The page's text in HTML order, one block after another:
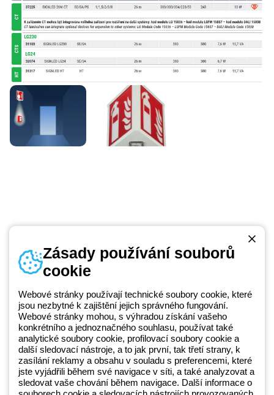
Beghelli je součástí GEWISS Group od roku 2025 a jeho ekosystému
GEWISS LightZone, kde vyvíjíme propojená světelná řešení, která
transformují komplexitu do jednoduchosti a podporují profesionály a
koncové zákazníky v uspokojování jejich potřeb.Zjistěte více o
GEWISS
Telefonní číslo
+420 531 014 111
Zásady používání souborů
cookie
Webové stránky používají technické soubory cookie, které
jsou nezbytné k zajištění jejich správného fungování.
Webové stránky mohou, s výhradou získání vašeho
konkrétního a jednoznačného souhlasu, používat také
analytické soubory cookie, profilovací soubory cookie a
další sledovací nástroje, a to jak první, tak třetí strany, k
zasílání reklamy a obsahu v souladu s preferencemi, které
jste vyjádřili během své navigace v síti, a také analyzovat a
sledovat vaše chování během navigace. Další informace o